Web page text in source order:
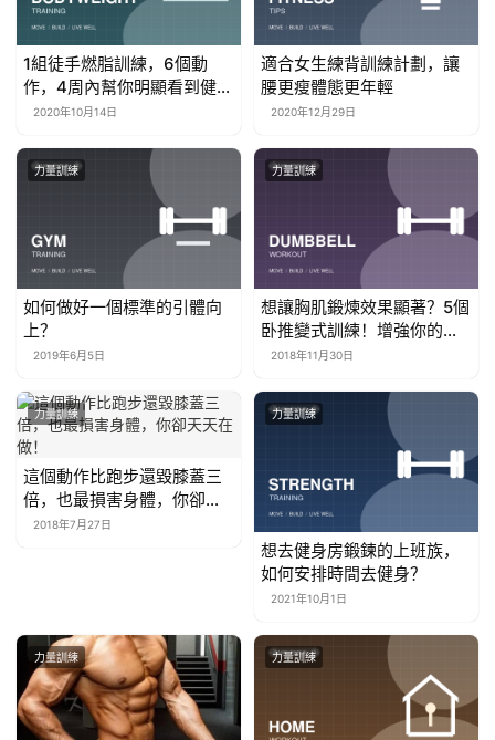
1組徒手燃脂訓練，6個動
作，4周內幫你明顯看到健身
效果！
2020年10月14日
適合女生練背訓練計劃，讓
腰更瘦體態更年輕
2020年12月29日
力量訓練
如何做好一個標準的引體向
上？
2019年6月5日
力量訓練
想讓胸肌鍛煉效果顯著？5個
卧推變式訓練！增強你的胸
肌感受！
2018年11月30日
力量訓練
這個動作比跑步還毀膝蓋三
倍，也最損害身體，你卻天
天在做！
2018年7月27日
力量訓練
想去健身房鍛鍊的上班族，
如何安排時間去健身？
2021年10月1日
力量訓練 力量訓練